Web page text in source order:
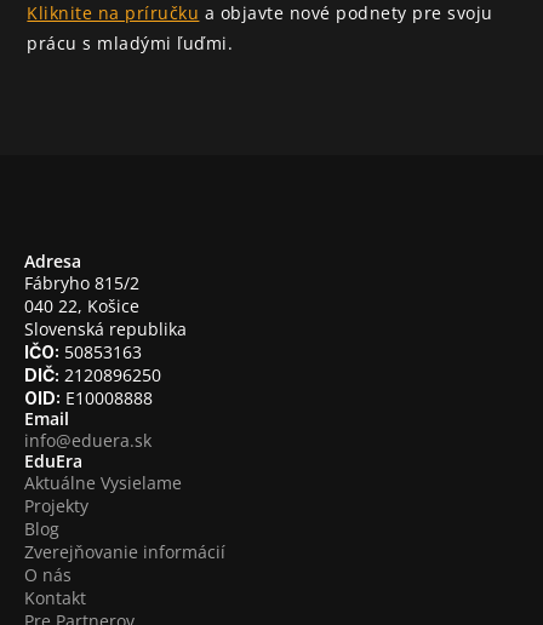
Kliknite na príručku a objavte nové podnety pre svoju
prácu s mladými ľuďmi.
Adresa
Fábryho 815/2
040 22, Košice
Slovenská republika
IČO: 50853163
DIČ: 2120896250
OID: E10008888
Email
info@eduera.sk
EduEra
Aktuálne Vysielame
Projekty
Blog
Zverejňovanie informácií
O nás
Kontakt